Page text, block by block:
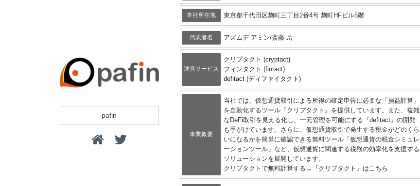
pafin
本社所在地 東京都千代田区麹町三丁目2番4号 麹町HFビル5階
代表者名 アズムデ アミン/斎藤 岳
運営サービス
クリプタクト (cryptact)
フィンタクト (fintact)
defitact (ディファイタクト)
事業概要
当社では、仮想通貨取引による所得の確定申告に必要な「損益計算」
を自動化するツール『クリプタクト』を提供しています。また、複雑
なDeFi取引を見える化し、一元管理を可能にする『defitact』の開発
も手がけています。さらに、仮想通貨取引で発生する税金がどのくら
いになるかを簡単に確認できる無料ツール「仮想通貨の税金シミュレ
ーションツール」など、仮想通貨に関連する税務の効率化を支援する
ソリューションを展開しています。
クリプタクトで無料計算する→『クリプタクト』はこちら